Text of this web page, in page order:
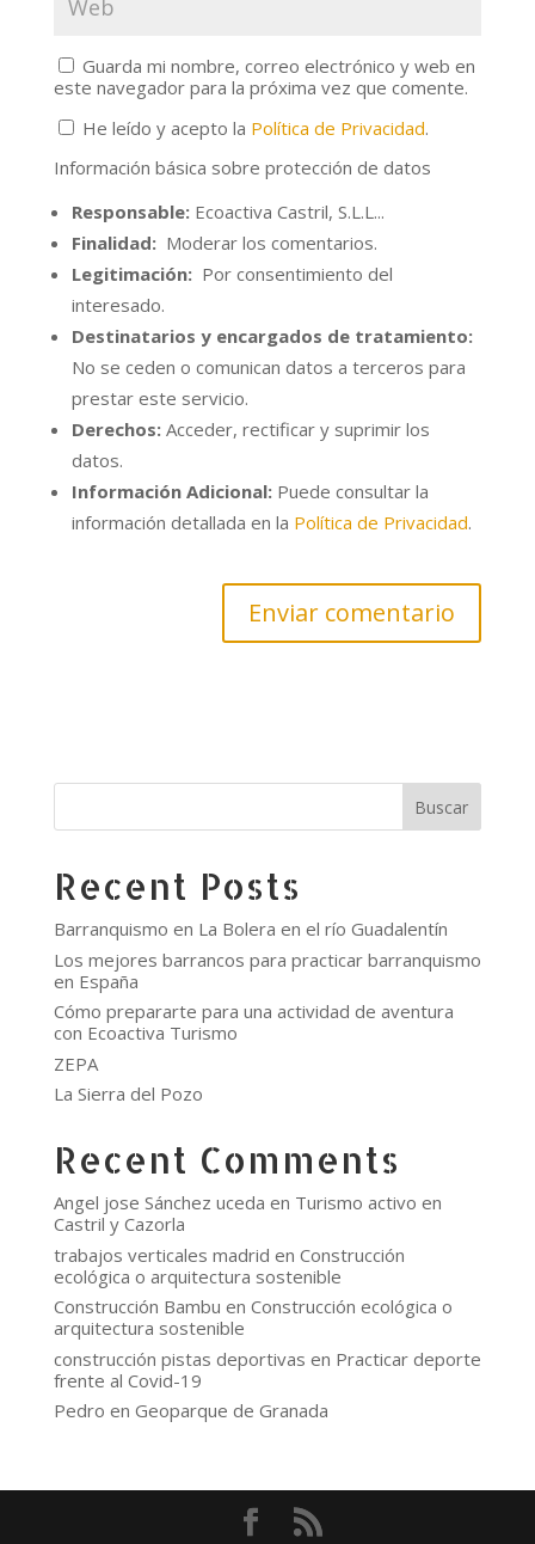
Guarda mi nombre, correo electrónico y web en
este navegador para la próxima vez que comente.
He leído y acepto la Política de Privacidad.
Información básica sobre protección de datos
Responsable:Ecoactiva Castril, S.L.L...
Finalidad:Moderar los comentarios.
Legitimación:Por consentimiento del
interesado.
Destinatarios y encargados de tratamiento:
No se ceden o comunican datos a terceros para
prestar este servicio.
Derechos:Acceder, rectificar y suprimir los
datos.
Información Adicional:Puede consultar la
información detallada en la Política de Privacidad.
Buscar
Recent Posts
Barranquismo en La Bolera en el río Guadalentín
Los mejores barrancos para practicar barranquismo
en España
Cómo prepararte para una actividad de aventura
con Ecoactiva Turismo
ZEPA
La Sierra del Pozo
Recent Comments
Angel jose Sánchez uceda en Turismo activo en
Castril y Cazorla
trabajos verticales madrid en Construcción
ecológica o arquitectura sostenible
Construcción Bambu en Construcción ecológica o
arquitectura sostenible
construcción pistas deportivas en Practicar deporte
frente al Covid-19
Pedro en Geoparque de Granada